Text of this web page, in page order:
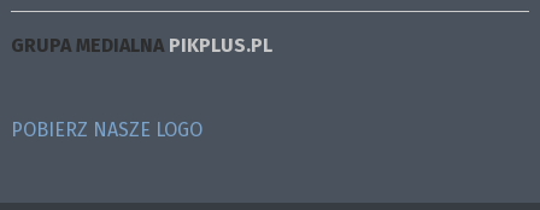
GRUPA MEDIALNA PIKPLUS.PL
POBIERZ NASZE LOGO